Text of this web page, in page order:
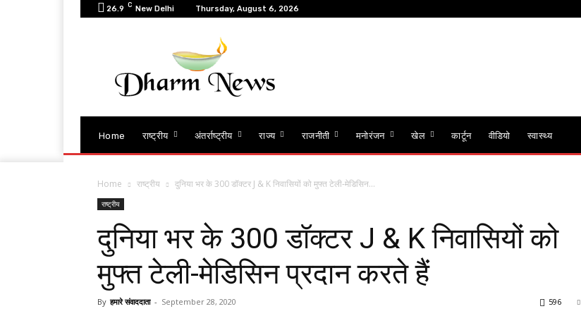
26.9 C New Delhi Thursday, August 6, 2026
Home राष्ट्रीय अंतर्राष्ट्रीय राज्य राजनीती मनोरंजन खेल कार्टून वीडियो स्वास्थ्य
Home राष्ट्रीय दुनिया भर के 300 डॉक्टर J & K निवासियों को मुफ्त टेली-मेडिसिन...
राष्ट्रीय
दुनिया भर के 300 डॉक्टर J & K निवासियों को
मुफ्त टेली-मेडिसिन प्रदान करते हैं
By हमारे संवाददाता - September 28, 2020 596